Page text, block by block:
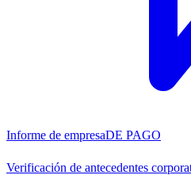
Informe de empresaDE PAGO
Verificación de antecedentes